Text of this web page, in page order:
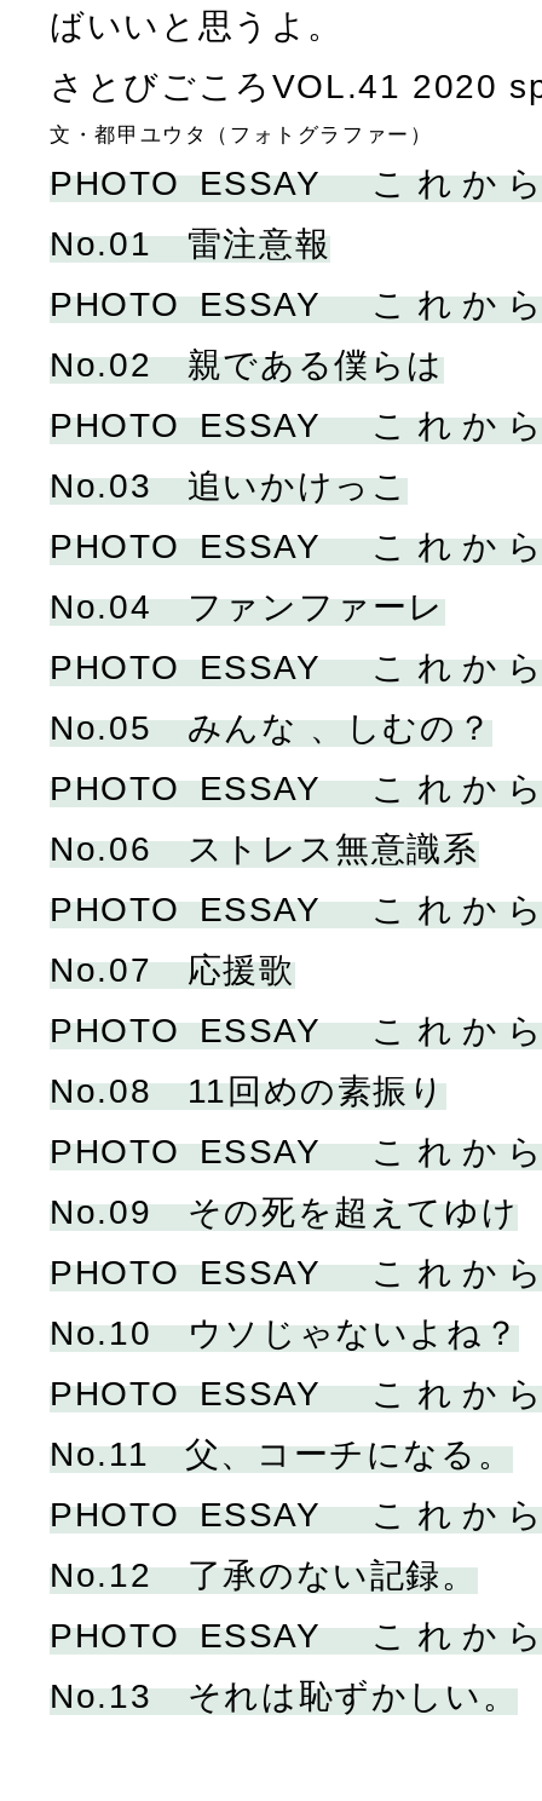
ばいいと思うよ。
さとびごころVOL.41 2020
文・都甲ユウタ（フォトグラファー）
PHOTO ESSAY これ
No.01 雷注意報
PHOTO ESSAY これ
No.02 親である僕らは
PHOTO ESSAY これ
No.03 追いかけっこ
PHOTO ESSAY これ
No.04 ファンファーレ
PHOTO ESSAY これ
No.05 みんな 、しむの？
PHOTO ESSAY これ
No.06 ストレス無意識系
PHOTO ESSAY これ
No.07 応援歌
PHOTO ESSAY これ
No.08 11回めの素振り
PHOTO ESSAY これ
No.09 その死を超えてゆけ
PHOTO ESSAY これ
No.10 ウソじゃないよね？
PHOTO ESSAY これ
No.11 父、コーチになる。
PHOTO ESSAY これ
No.12 了承のない記録。
PHOTO ESSAY これ
No.13 それは恥ずかしい。